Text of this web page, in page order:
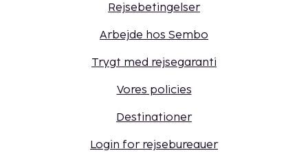
Rejsebetingelser
Arbejde hos Sembo
Trygt med rejsegaranti
Vores policies
Destinationer
Login for rejsebureauer